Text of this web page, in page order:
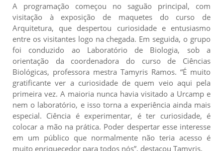
A programação começou no saguão principal, com
visitação à exposição de maquetes do curso de
Arquitetura, que despertou curiosidade e entusiasmo
entre os visitantes logo na chegada. Em seguida, o grupo
foi conduzido ao Laboratório de Biologia, sob a
orientação da coordenadora do curso de Ciências
Biológicas, professora mestra Tamyris Ramos. “É muito
gratificante ver a curiosidade de quem veio aqui pela
primeira vez. A maioria nunca havia visitado a Urcamp e
nem o laboratório, e isso torna a experiência ainda mais
especial. Ciência é experimentar, é ter curiosidade, é
colocar a mão na prática. Poder despertar esse interesse
em um público que normalmente não teria acesso é
muito enriquecedor para todos nós”, destacou Tamyris.